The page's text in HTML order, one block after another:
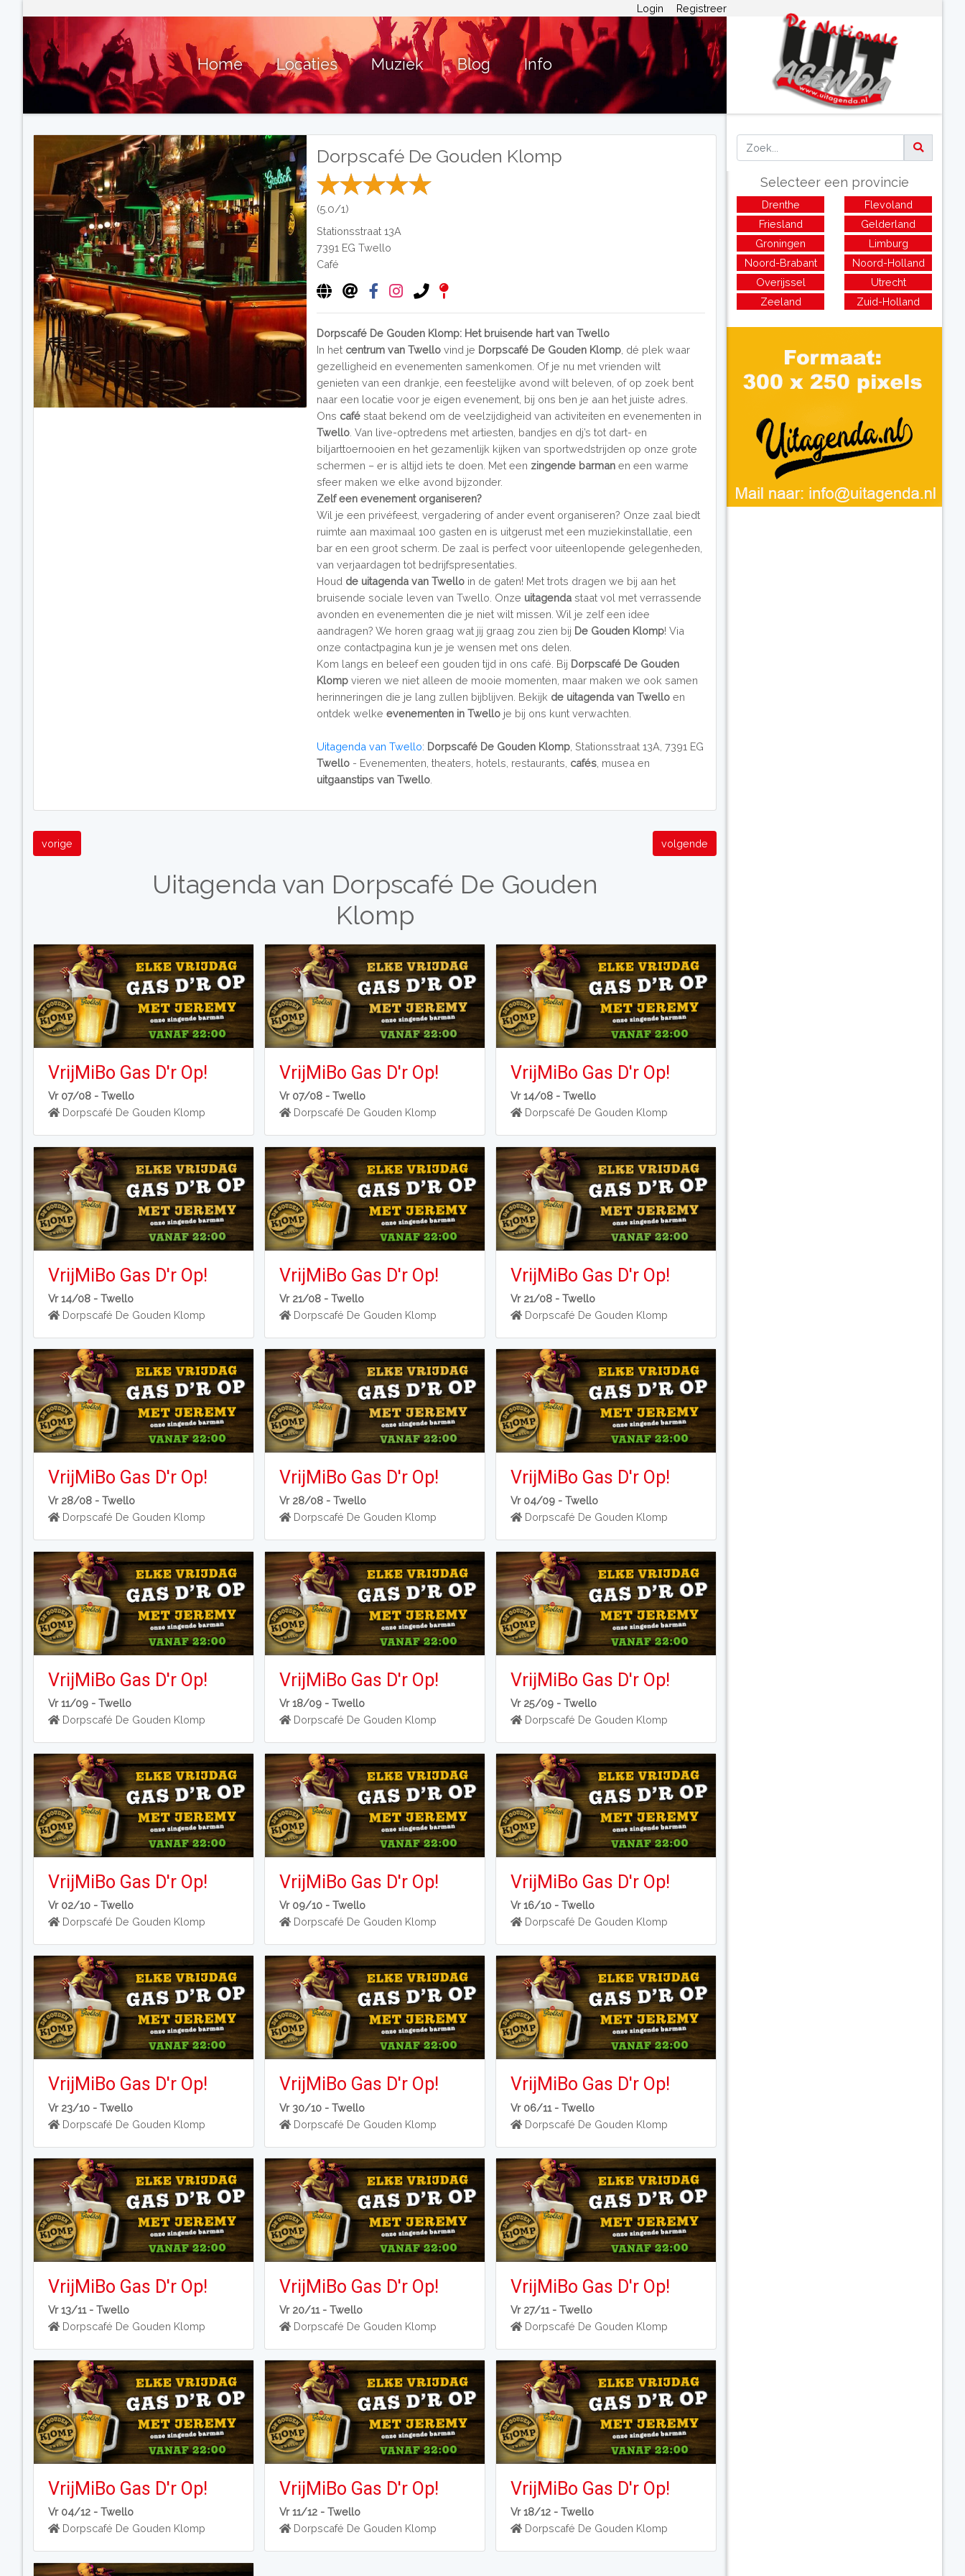
Login Registreer
Home Locaties Muziek Blog Info
Dorpscafé De Gouden Klomp
(5.0/1)
Stationsstraat 13A
7391 EGTwello
Café
Dorpscafé De Gouden Klomp: Het bruisende hart van Twello
In het centrum van Twellovind je Dorpscafé De Gouden Klomp , dé plek waar
gezelligheid en evenementen samenkomen. Of je nu met vrienden wilt
genieten van een drankje, een feestelijke avond wilt beleven, of op zoek bent
naar een locatie voor je eigen evenement, bij ons ben je aan het juiste adres.
Ons caféstaat bekend om de veelzijdigheid van activiteiten en evenementen in
Twello . Van live-optredens met artiesten, bandjes en dj’s tot dart- en
biljarttoernooien en het gezamenlijk kijken van sportwedstrijden op onze grote
schermen – er is altijd iets te doen. Met een zingende barman en een warme
sfeer maken we elke avond bijzonder.
Zelf een evenement organiseren?
Wil je een privéfeest, vergadering of ander event organiseren? Onze zaal biedt
ruimte aan maximaal 100 gasten en is uitgerust met een muziekinstallatie, een
bar en een groot scherm. De zaal is perfect voor uiteenlopende gelegenheden,
van verjaardagen tot bedrijfspresentaties.
Houd de uitagenda van Twello in de gaten! Met trots dragen we bij aan het
bruisende sociale leven van Twello. Onze uitagendastaat vol met verrassende
avonden en evenementen die je niet wilt missen. Wil je zelf een idee
aandragen? We horen graag wat jij graag zou zien bij De Gouden Klomp! Via
onze contactpagina kun je je wensen met ons delen.
Kom langs en beleef een gouden tijd in ons café. Bij Dorpscafé De Gouden
Klompvieren we niet alleen de mooie momenten, maar maken we ook samen
herinneringen die je lang zullen bijblijven. Bekijk de uitagenda van Twello en
ontdek welkeevenementen in Twello je bij ons kunt verwachten.
Uitagenda van Twello: Dorpscafé De Gouden Klomp , Stationsstraat 13A, 7391 EG
Twello - Evenementen, theaters, hotels, restaurants, cafés , musea en
uitgaanstips van Twello
vorige volgende
Uitagenda van Dorpscafé De Gouden
Klomp
VrijMiBo Gas D'r Op!
Vr 07/08 -Twello
Dorpscafé De Gouden Klomp
VrijMiBo Gas D'r Op!
Vr 07/08 -Twello
Dorpscafé De Gouden Klomp
VrijMiBo Gas D'r Op!
Vr 14/08 -Twello
Dorpscafé De Gouden Klomp
VrijMiBo Gas D'r Op!
Vr 14/08 -Twello
Dorpscafé De Gouden Klomp
VrijMiBo Gas D'r Op!
Vr 21/08 -Twello
Dorpscafé De Gouden Klomp
VrijMiBo Gas D'r Op!
Vr 21/08 -Twello
Dorpscafé De Gouden Klomp
VrijMiBo Gas D'r Op!
Vr 28/08 -Twello
Dorpscafé De Gouden Klomp
VrijMiBo Gas D'r Op!
Vr 28/08 -Twello
Dorpscafé De Gouden Klomp
VrijMiBo Gas D'r Op!
Vr 04/09 -Twello
Dorpscafé De Gouden Klomp
VrijMiBo Gas D'r Op!
Vr 11/09 -Twello
Dorpscafé De Gouden Klomp
VrijMiBo Gas D'r Op!
Vr 18/09 -Twello
Dorpscafé De Gouden Klomp
VrijMiBo Gas D'r Op!
Vr 25/09 -Twello
Dorpscafé De Gouden Klomp
VrijMiBo Gas D'r Op!
Vr 02/10 -Twello
Dorpscafé De Gouden Klomp
VrijMiBo Gas D'r Op!
Vr 09/10 -Twello
Dorpscafé De Gouden Klomp
VrijMiBo Gas D'r Op!
Vr 16/10 -Twello
Dorpscafé De Gouden Klomp
VrijMiBo Gas D'r Op!
Vr 23/10 -Twello
Dorpscafé De Gouden Klomp
VrijMiBo Gas D'r Op!
Vr 30/10 -Twello
Dorpscafé De Gouden Klomp
VrijMiBo Gas D'r Op!
Vr 06/11 -Twello
Dorpscafé De Gouden Klomp
VrijMiBo Gas D'r Op!
Vr 13/11 -Twello
Dorpscafé De Gouden Klomp
VrijMiBo Gas D'r Op!
Vr 20/11 -Twello
Dorpscafé De Gouden Klomp
VrijMiBo Gas D'r Op!
Vr 27/11 -Twello
Dorpscafé De Gouden Klomp
VrijMiBo Gas D'r Op!
Vr 04/12 -Twello
Dorpscafé De Gouden Klomp
VrijMiBo Gas D'r Op!
Vr 11/12 -Twello
Dorpscafé De Gouden Klomp
VrijMiBo Gas D'r Op!
Vr 18/12 -Twello
Dorpscafé De Gouden Klomp
Selecteer een provincie
Drenthe
Flevoland
Friesland
Gelderland
Groningen
Limburg
Noord-Brabant
Noord-Holland
Overijssel
Utrecht
Zeeland
Zuid-Holland